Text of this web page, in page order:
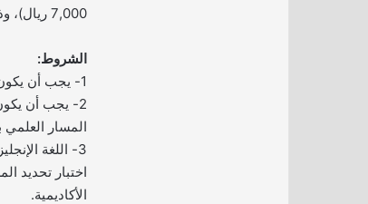
7,000 ريال)، وذلك وفقاً للتفاصيل الموضحة أدناه.
الشروط:
1- يجب أن يكون المتقدم سعودي الجنسية.
2- يجب أن
المسار العلمي
3- اللغة
اختبار تحديد
الأكاديمية.